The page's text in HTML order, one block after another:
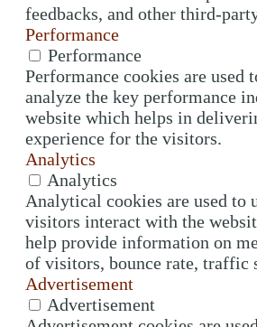
feedbacks, and other third-
Performance
Performance
Performance cookies are used
analyze the key performance
website which helps in
experience for the visitors.
Analytics
Analytics
Analytical cookies are used to
visitors interact with the
help provide information on
of visitors, bounce rate, traffic
Advertisement
Advertisement